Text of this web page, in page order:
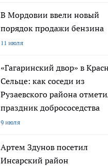
В Мордовии ввели новый
порядок продажи бензина
11 июля
«Гагаринский двор» в
Сельце: как соседи из
Рузаевского района
праздник добрососедства
9 июля
Артем Здунов посетил
Инсарский район